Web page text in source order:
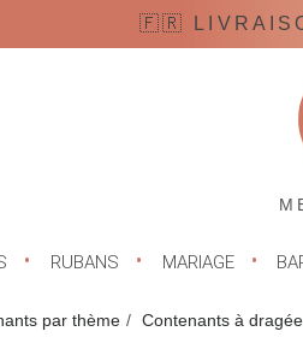
🇫🇷
RUBANS MARIAGE
par thème Contenants à